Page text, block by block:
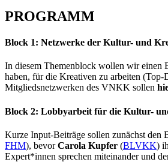
PROGRAMM
Block 1: Netzwerke der Kultur- und
In diesem Themenblock wollen wir einen
haben, für die Kreativen zu arbeiten
Mitgliedsnetzwerken des VNKK sollen
Block 2: Lobbyarbeit für die Kultur-
Kurze Input-Beiträge sollen zunächst den
FHM), bevorCarola Kupfer (BLVKK)
Expert*innen sprechen miteinander und